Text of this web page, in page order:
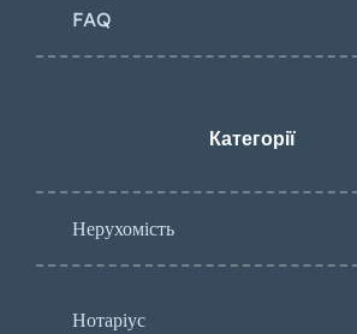
FAQ
Категорії
Нерухомість
Нотаріус